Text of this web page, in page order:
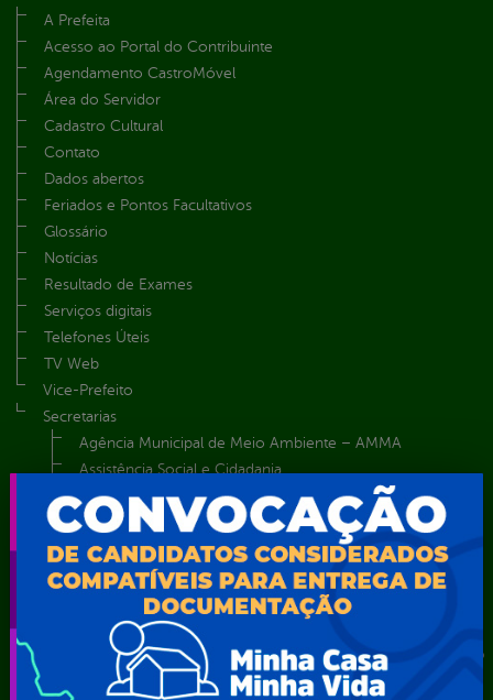
A Prefeita
Acesso ao Portal do Contribuinte
Agendamento CastroMóvel
Área do Servidor
Cadastro Cultural
Contato
Dados abertos
Feriados e Pontos Facultativos
Glossário
Notícias
Resultado de Exames
Serviços digitais
Telefones Úteis
TV Web
Vice-Prefeito
Secretarias
Agência Municipal de Meio Ambiente – AMMA
Assistência Social e Cidadania
Autarquia Educacional de Serra Talhada – AESET
Comando da Guarda Municipal-CGM
Diretoria da Defesa Civil
FUNDAÇÃO CULTURAL DE SERRA TALHADA
Gabinete da Prefeita
Gabinete do Vice-Prefeito
Instituto de Previdência Própria dos Servidores Públicos do
Município de Serra Talhada-IPPS